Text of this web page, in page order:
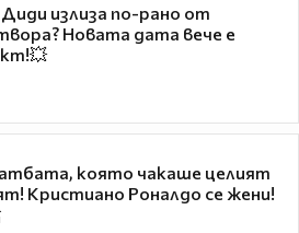
излиза по-рано от
Новата дата вече е
която чакаше целият
Кристиано Роналдо се жени!